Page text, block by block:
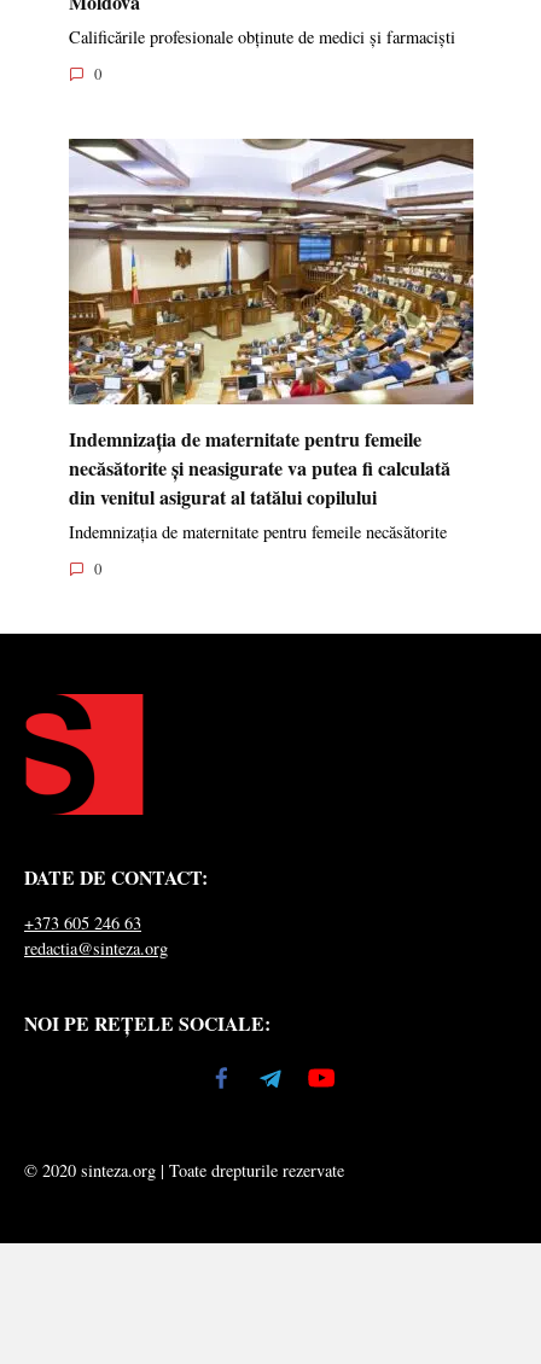
Calificările profesionale obținute de medici și farmaciști
0
Indemnizația de maternitate pentru femeile
necăsătorite și neasigurate va putea fi calculată
din venitul asigurat al tatălui copilului
Indemnizația de maternitate pentru femeile necăsătorite
0
DATE DE CONTACT:
+373 605 246 63
redactia@sinteza.org
NOI PE REȚELE SOCIALE:
© 2020 sinteza.org | Toate drepturile rezervate